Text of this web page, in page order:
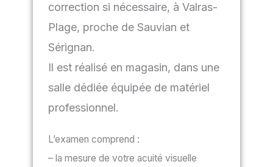
correction si nécessaire, à Valras-
Plage, proche de Sauvian et
Sérignan.
Il est réalisé en magasin, dans une
salle dédiée équipée de matériel
professionnel.
L’examen comprend :
– la mesure de votre acuité visuelle